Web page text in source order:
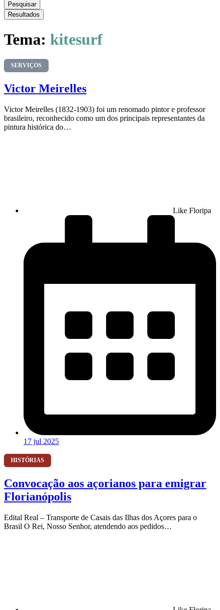
Pesquisar
Resultados
Tema: kitesurf
SERVIÇOS
Victor Meirelles
Victor Meirelles (1832-1903) foi um renomado pintor e professor
brasileiro, reconhecido como um dos principais representantes da
pintura histórica do…
Like Floripa
17 jul 2025
HISTÓRIAS
Convocação aos açorianos para emigrar
Florianópolis
Edital Real – Transporte de Casais das Ilhas dos Açores para o
Brasil O Rei, Nosso Senhor, atendendo aos pedidos…